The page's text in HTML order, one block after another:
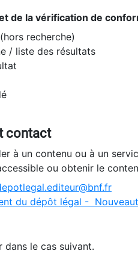
de la vérification de
recherche)
/ liste des résultats
contact
à un contenu ou à un
ou obtenir le
du dépôt légal -
le cas suivant.